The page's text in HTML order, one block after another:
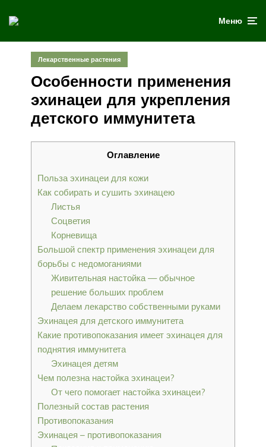
Меню
Лекарственные растения
Особенности применения
эхинацеи для укрепления
детского иммунитета
Оглавление
Польза эхинацеи для кожи
Как собирать и сушить эхинацею
Листья
Соцветия
Корневища
Большой спектр применения эхинацеи для
борьбы с недомоганиями
Живительная настойка — обычное
решение больших проблем
Делаем лекарство собственными руками
Эхинацея для детского иммунитета
Какие противопоказания имеет эхинацея для
поднятия иммунитета
Эхинацея детям
Чем полезна настойка эхинацеи?
От чего помогает настойка эхинацеи?
Полезный состав растения
Противопоказания
Эхинацея – противопоказания